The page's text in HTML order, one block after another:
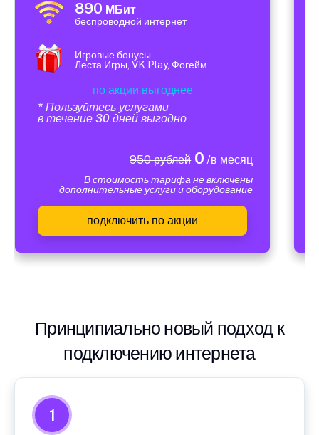
890 МБит
беспроводной интернет
Игровые бонусы
Леста Игры, VK Play, Фогейм
по акции выгоднее
* Пользуйтесь услугами
в течение 30 дней выгодно
950 рублей0 /в месяц
В стоимость тарифа не включены
дополнительные услуги и оборудование
подключить по акции
Принципиально новый подход к
подключению интернета
1